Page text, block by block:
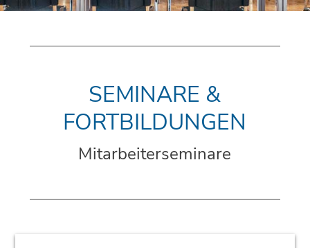
SEMINARE &
FORTBILDUNGEN
Mitarbeiterseminare